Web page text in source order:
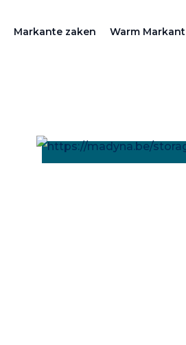
Markante zaken Warm Markant